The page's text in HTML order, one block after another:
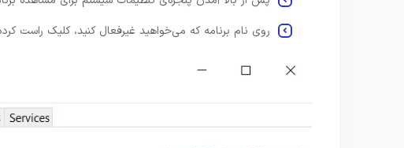
روی نام برنامه که می‌خواهید غیرفعال کنید، کلیک راست